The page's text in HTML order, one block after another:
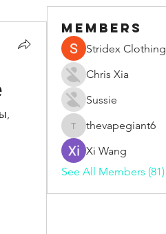
Members
Stridex Clothing
Chris Xia
Sussie
thevapegiant6
thevapegiant6
Xi Wang
See All Members (81)